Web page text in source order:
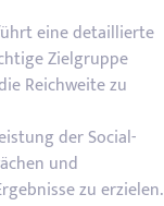
eine detaillierte
Zielgruppe
Reichweite zu
der Social-
und
zu erzielen.